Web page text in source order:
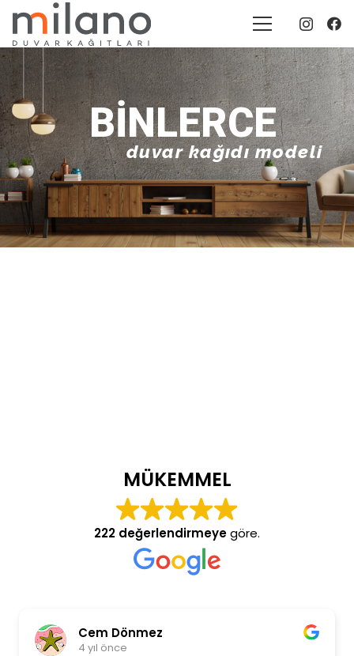
BINLERCE
duvar kağıdı modeli
MÜKEMMEL
222 değerlendirmeyegöre.
Cem Dönmez
4 yıl önce